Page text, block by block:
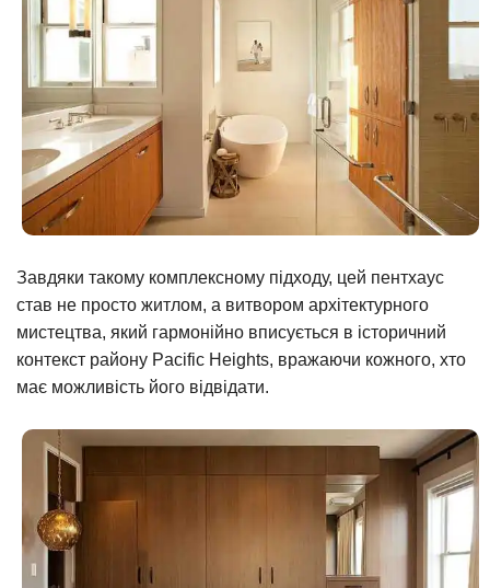
Завдяки такому комплексному підходу, цей пентхаус
став не просто житлом, а витвором архітектурного
мистецтва, який гармонійно вписується в історичний
контекст району Pacific Heights, вражаючи кожного, хто
має можливість його відвідати.